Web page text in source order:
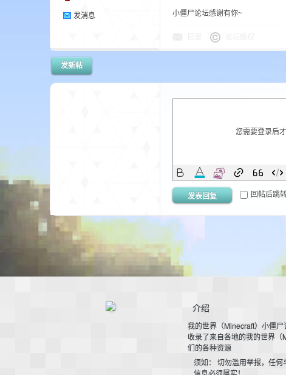
发消息 小僵尸论坛感谢有你~
发新帖
您需要登录后
发表回复 回帖后跳
介绍
我的世界（Minecraft）小僵尸
收录了来自各地的我的世界（
们的各种资源
须知： 切勿滥用举报，任何
信息必须属实！